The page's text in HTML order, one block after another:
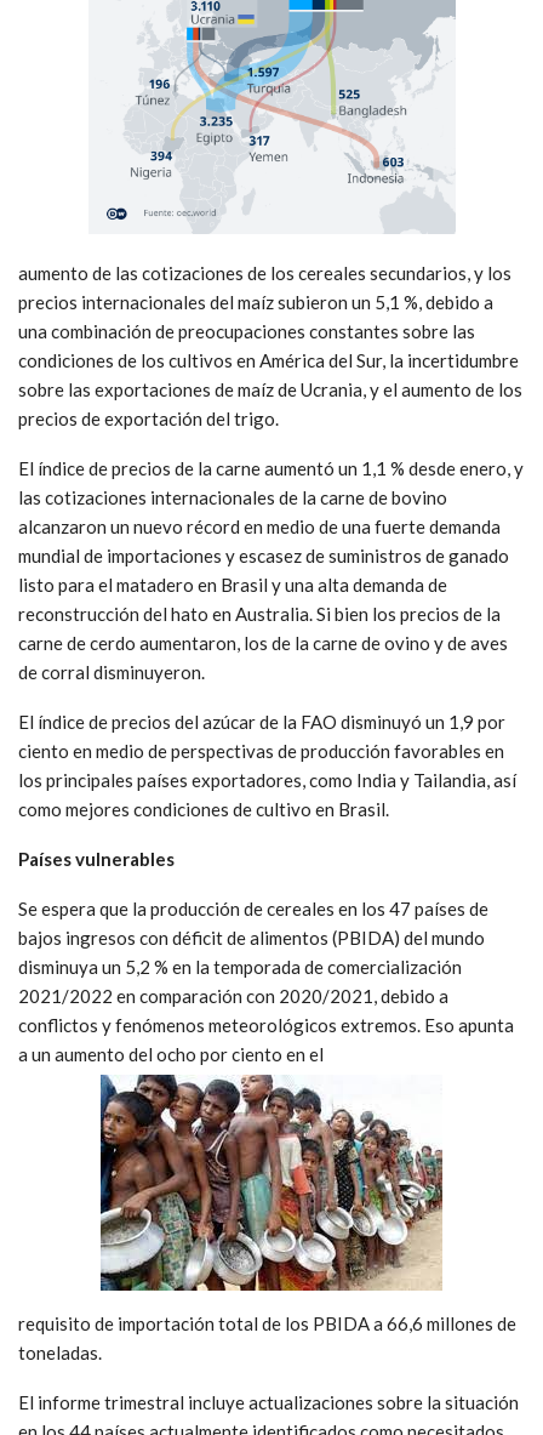
aumento de las cotizaciones de los cereales secundarios, y los
precios internacionales del maíz subieron un 5,1 %, debido a
una combinación de preocupaciones constantes sobre las
condiciones de los cultivos en América del Sur, la incertidumbre
sobre las exportaciones de maíz de Ucrania, y el aumento de los
precios de exportación del trigo.
El índice de precios de la carne aumentó un 1,1 % desde enero, y
las cotizaciones internacionales de la carne de bovino
alcanzaron un nuevo récord en medio de una fuerte demanda
mundial de importaciones y escasez de suministros de ganado
listo para el matadero en Brasil y una alta demanda de
reconstrucción del hato en Australia. Si bien los precios de la
carne de cerdo aumentaron, los de la carne de ovino y de aves
de corral disminuyeron.
El índice de precios del azúcar de la FAO disminuyó un 1,9 por
ciento en medio de perspectivas de producción favorables en
los principales países exportadores, como India y Tailandia, así
como mejores condiciones de cultivo en Brasil.
Países vulnerables
Se espera que la producción de cereales en los 47 países de
bajos ingresos con déficit de alimentos (PBIDA) del mundo
disminuya un 5,2 % en la temporada de comercialización
2021/2022 en comparación con 2020/2021, debido a
conflictos y fenómenos meteorológicos extremos. Eso apunta
a un aumento del ocho por ciento en el
requisito de importación total de los PBIDA a 66,6 millones de
toneladas.
El informe trimestral incluye actualizaciones sobre la situación